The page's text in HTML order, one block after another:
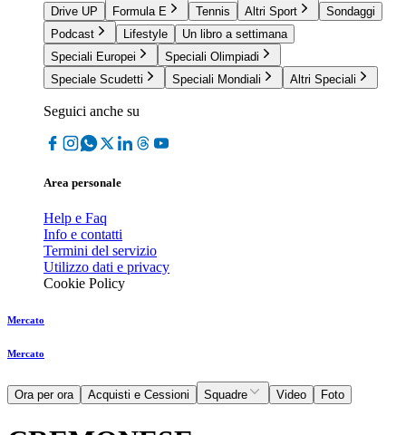
Drive UP
Formula E Tennis Altri Sport
Sondaggi
Podcast
Lifestyle
Un libro a settimana
Speciali Europei
Speciali Olimpiadi
Speciale Scudetti
Speciali Mondiali Altri Speciali
Seguici anche su
Area personale
Help e Faq
Info e contatti
Termini del servizio
Utilizzo dati e privacy
Cookie Policy
Mercato
Mercato
Ora per ora Acquisti e Cessioni Squadre Video Foto